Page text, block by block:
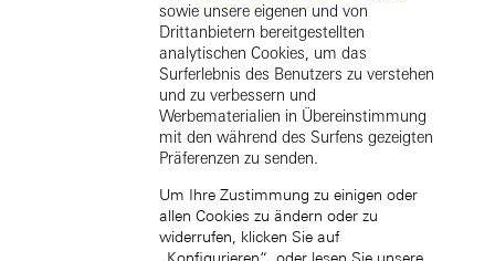
Hong Kong SAR, China (EN)
中国香港特别行政区 (ZH-HANS)
sowie unsere eigenen und von
Drittanbietern bereitgestellten
analytischen Cookies, um das
Surferlebnis des Benutzers zu verstehen
und zu verbessern und
Werbematerialien in Übereinstimmung
mit den während des Surfens gezeigten
Präferenzen zu senden.
Um Ihre Zustimmung zu einigen oder
allen Cookies zu ändern oder zu
widerrufen, klicken Sie auf